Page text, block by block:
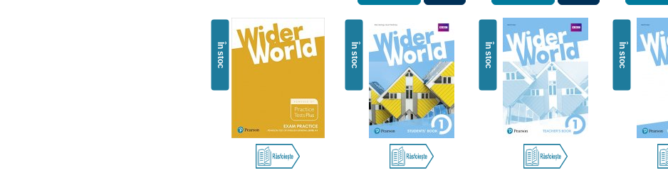
În stoc În stoc În stoc În stoc